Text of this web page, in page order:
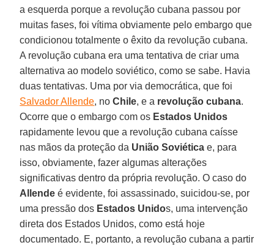
a esquerda porque a revolução cubana passou por
muitas fases, foi vítima obviamente pelo embargo que
condicionou totalmente o êxito da revolução cubana.
A revolução cubana era uma tentativa de criar uma
alternativa ao modelo soviético, como se sabe. Havia
duas tentativas. Uma por via democrática, que foi
Salvador Allende, noChile, e a revolução cubana.
Ocorre que o embargo com os Estados Unidos
rapidamente levou que a revolução cubana caísse
nas mãos da proteção da União Soviética e, para
isso, obviamente, fazer algumas alterações
significativas dentro da própria revolução. O caso do
Allende é evidente, foi assassinado, suicidou-se, por
uma pressão dos Estados Unidos, uma intervenção
direta dos Estados Unidos, como está hoje
documentado. E, portanto, a revolução cubana a partir